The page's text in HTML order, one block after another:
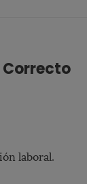
Correcto
laboral.